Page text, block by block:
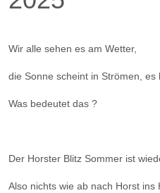
Wir alle sehen es am Wetter,
die Sonne scheint in Strömen, es
Was bedeutet das ?
Der Horster Blitz Sommer ist
Also nichts wie ab nach Horst ins